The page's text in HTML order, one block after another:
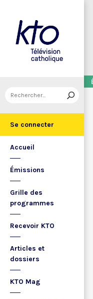
Se connecter
Accueil
Émissions
Grille des
programmes
Recevoir KTO
Articles et
dossiers
KTO Mag